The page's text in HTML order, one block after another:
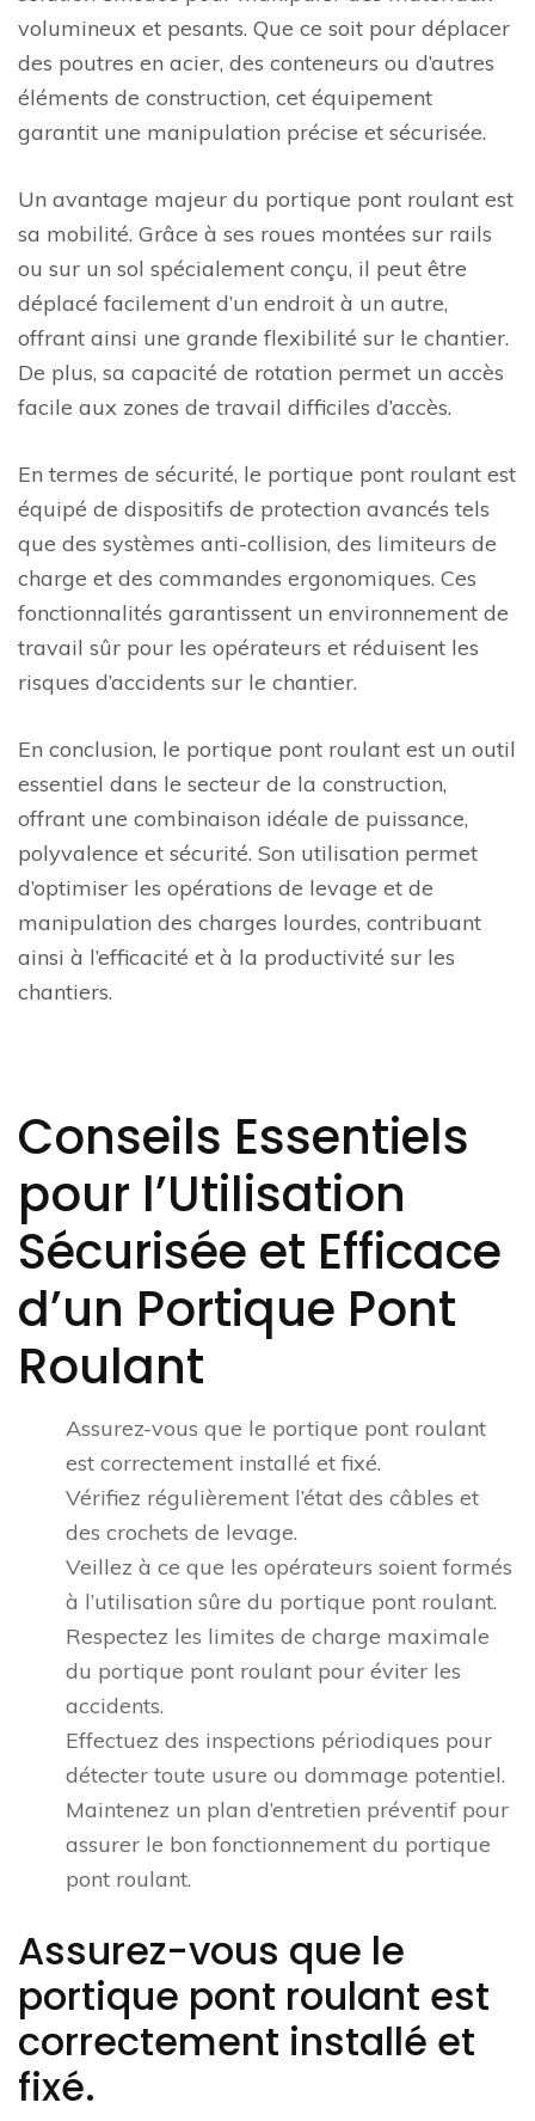
volumineux et pesants. Que ce soit pour déplacer
des poutres en acier, des conteneurs ou d’autres
éléments de construction, cet équipement
garantit une manipulation précise et sécurisée.
Un avantage majeur du portique pont roulant est
sa mobilité. Grâce à ses roues montées sur rails
ou sur un sol spécialement conçu, il peut être
déplacé facilement d’un endroit à un autre,
offrant ainsi une grande flexibilité sur le chantier.
De plus, sa capacité de rotation permet un accès
facile aux zones de travail difficiles d’accès.
En termes de sécurité, le portique pont roulant est
équipé de dispositifs de protection avancés tels
que des systèmes anti-collision, des limiteurs de
charge et des commandes ergonomiques. Ces
fonctionnalités garantissent un environnement de
travail sûr pour les opérateurs et réduisent les
risques d’accidents sur le chantier.
En conclusion, le portique pont roulant est un outil
essentiel dans le secteur de la construction,
offrant une combinaison idéale de puissance,
polyvalence et sécurité. Son utilisation permet
d’optimiser les opérations de levage et de
manipulation des charges lourdes, contribuant
ainsi à l’efficacité et à la productivité sur les
chantiers.
Conseils Essentiels
pour l’Utilisation
Sécurisée et Efficace
d’un Portique Pont
Roulant
Assurez-vous que le portique pont roulant
est correctement installé et fixé.
Vérifiez régulièrement l’état des câbles et
des crochets de levage.
Veillez à ce que les opérateurs soient formés
à l’utilisation sûre du portique pont roulant.
Respectez les limites de charge maximale
du portique pont roulant pour éviter les
accidents.
Effectuez des inspections périodiques pour
détecter toute usure ou dommage potentiel.
Maintenez un plan d’entretien préventif pour
assurer le bon fonctionnement du portique
pont roulant.
Assurez-vous que le
portique pont roulant est
correctement installé et
fixé.